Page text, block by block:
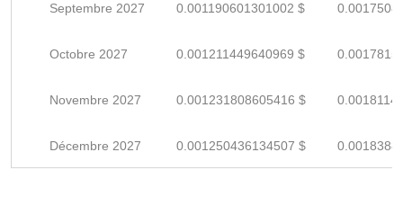
Septembre 2027 0.001190601301002 $
Octobre 2027 0.001211449640969 $
Novembre 2027 0.001231808605416 $
Décembre 2027 0.001250436134507 $